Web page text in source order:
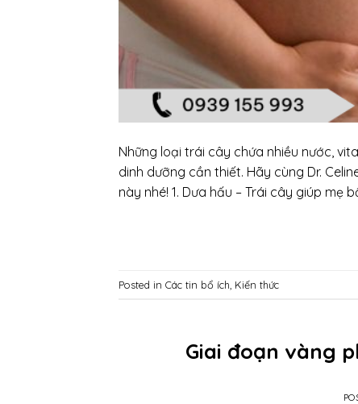
Những loại trái cây chứa nhiều nước,
dinh dưỡng cần thiết. Hãy cùng Dr.
này nhé! 1. Dưa hấu – Trái cây giúp mẹ
Posted in Các tin bổ ích Kiến thức
Giai đoạn vàng